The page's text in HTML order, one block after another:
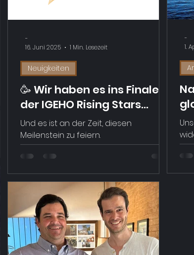
🥳 Wir haben es ins Finale
der IGEHO Rising Stars
Awards 2025 geschafft!
Und es ist an der Zeit, diesen
Meilenstein zu feiern.
Neuigkeiten
-
16. Juni 2025
1 Min. Lesezeit
-
1.